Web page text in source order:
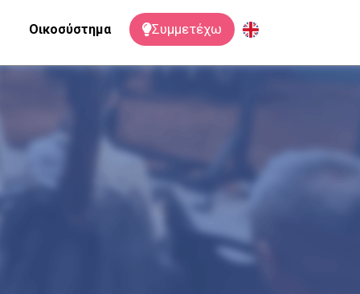
Oικοσύστημα Συμμετέχω